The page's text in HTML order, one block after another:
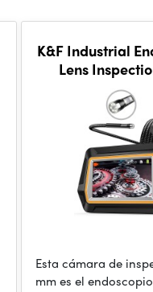
K&F Industrial
Lens
5.5mm with
4.3' IPS Hard
Lights Hydro
Esta cámara de
mm es el